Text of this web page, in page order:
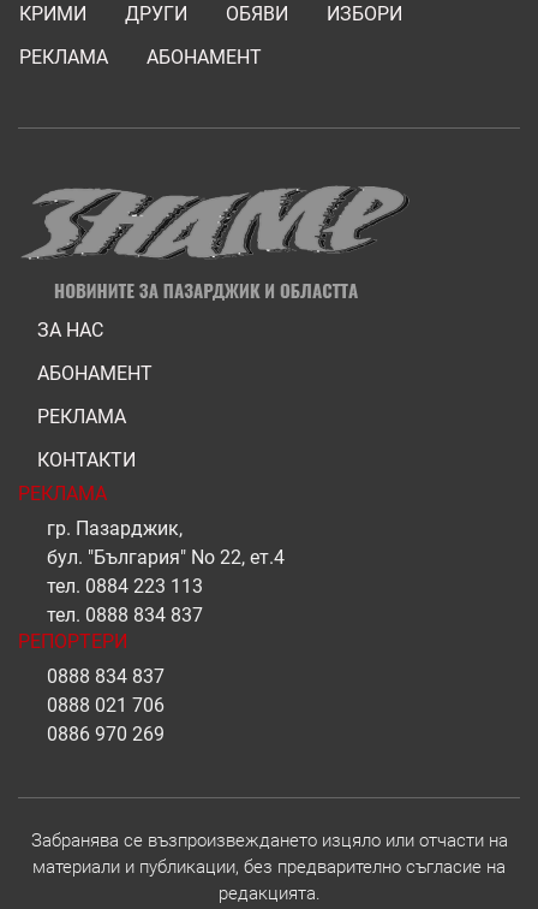
КРИМИ
ДРУГИ ОБЯВИ
ИЗБОРИ
РЕКЛАМА
АБОНАМЕНТ
ЗА НАС
АБОНАМЕНТ
РЕКЛАМА
КОНТАКТИ
РЕКЛАМА
гр. Пазарджик,
бул. "България" No 22, ет.4
тел. 0884 223 113
тел. 0888 834 837
РЕПОРТЕРИ
0888 834 837
0888 021 706
0886 970 269
Забранява се възпроизвеждането изцяло или отчасти на
материали и публикации, без предварително съгласие на
редакцията.